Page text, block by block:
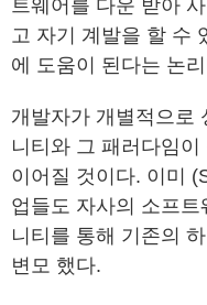
트웨어를 다운 받아
고 자기 계발을 할 수
에 도움이 된다는 논
개발자가 개별적으로
니티와 그 패러다임
이어질 것이다. 이미
업들도 자사의 소프
니티를 통해 기존의
변모 했다.